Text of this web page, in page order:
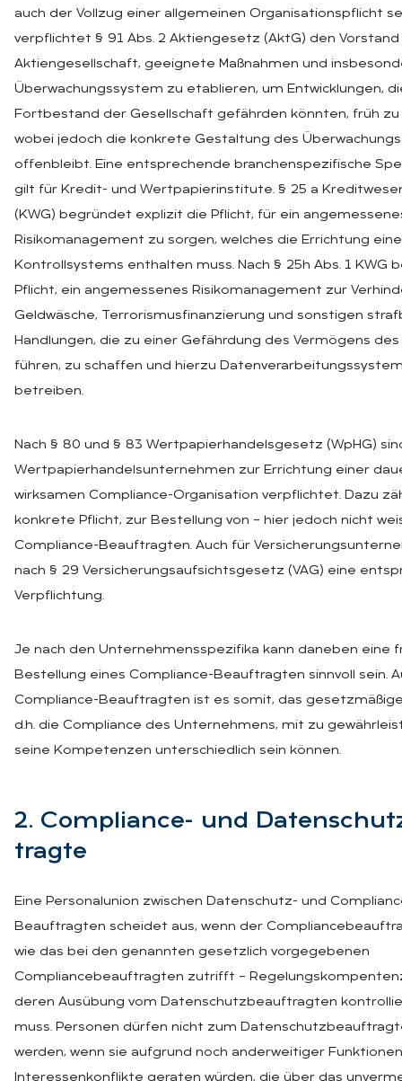
auch der Vollzug einer allgemeinen Organisationspflicht
verpflichtet § 91 Abs. 2 Aktiengesetz (AktG) den
Aktiengesellschaft, geeignete Maßnahmen und
Überwachungssystem zu etablieren, um Entwicklungen,
Fortbestand der Gesellschaft gefährden könnten, früh zu
wobei jedoch die konkrete Gestaltung des
offenbleibt. Eine entsprechende branchenspezifische
gilt für Kredit- und Wertpapierinstitute. § 25 a
(KWG) begründet explizit die Pflicht, für ein
Risikomanagement zu sorgen, welches die Errichtung
Kontrollsystems enthalten muss. Nach § 25h Abs. 1 KWG
Pflicht, ein angemessenes Risikomanagement zur
Geldwäsche, Terrorismusfinanzierung und sonstigen
Handlungen, die zu einer Gefährdung des Vermögens
führen, zu schaffen und hierzu
betreiben.
Nach § 80 und § 83 Wertpapierhandelsgesetz (WpHG)
Wertpapierhandelsunternehmen zur Errichtung einer
wirksamen Compliance-Organisation verpflichtet. Dazu
konkrete Pflicht, zur Bestellung von – hier jedoch nicht
Compliance-Beauftragten. Auch für
nach § 29 Versicherungsaufsichtsgesetz (VAG) eine
Verpflichtung.
Je nach den Unternehmensspezifika kann daneben eine
Bestellung eines Compliance-Beauftragten sinnvoll sein.
Compliance-Beauftragten ist es somit, das
d.h. die Compliance des Unternehmens, mit zu
seine Kompetenzen unterschiedlich sein können.
2. Com­pli­an­ce- und
trag­te
Eine Personalunion zwischen Datenschutz- und
Beauftragten scheidet aus, wenn der
wie das bei den genannten gesetzlich vorgegebenen
Compliancebeauftragten zutrifft –
deren Ausübung vom Datenschutzbeauftragten
muss. Personen dürfen nicht zum
werden, wenn sie aufgrund noch anderweitiger
Interessenkonflikte geraten würden, die über das